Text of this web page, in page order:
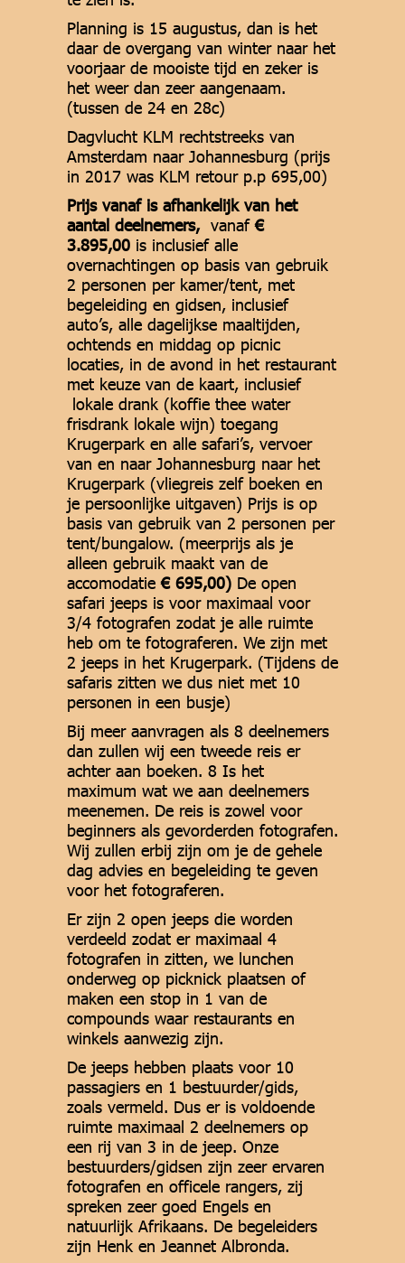
Planning is 15 augustus, dan is het
daar de overgang van winter naar het
voorjaar de mooiste tijd en zeker is
het weer dan zeer aangenaam.
(tussen de 24 en 28c)
Dagvlucht KLM rechtstreeks van
Amsterdam naar Johannesburg (prijs
in 2017 was KLM retour p.p 695,00)
Prijs vanaf is afhankelijk van het
aantal deelnemers, vanaf€
3.895,00 is inclusief alle
overnachtingen op basis van gebruik
2 personen per kamer/tent, met
begeleiding en gidsen, inclusief
auto’s, alle dagelijkse maaltijden,
ochtends en middag op picnic
locaties, in de avond in het restaurant
met keuze van de kaart, inclusief
lokale drank (koffie thee water
frisdrank lokale wijn) toegang
Krugerpark en alle safari’s, vervoer
van en naar Johannesburg naar het
Krugerpark (vliegreis zelf boeken en
je persoonlijke uitgaven) Prijs is op
basis van gebruik van 2 personen per
tent/bungalow. (meerprijs als je
alleen gebruik maakt van de
accomodatie€ 695,00) De open
safari jeeps is voor maximaal voor
3/4 fotografen zodat je alle ruimte
heb om te fotograferen. We zijn met
2 jeeps in het Krugerpark. (Tijdens de
safaris zitten we dus niet met 10
personen in een busje)
Bij meer aanvragen als 8 deelnemers
dan zullen wij een tweede reis er
achter aan boeken. 8 Is het
maximum wat we aan deelnemers
meenemen. De reis is zowel voor
beginners als gevorderden fotografen.
Wij zullen erbij zijn om je de gehele
dag advies en begeleiding te geven
voor het fotograferen.
Er zijn 2 open jeeps die worden
verdeeld zodat er maximaal 4
fotografen in zitten, we lunchen
onderweg op picknick plaatsen of
maken een stop in 1 van de
compounds waar restaurants en
winkels aanwezig zijn.
De jeeps hebben plaats voor 10
passagiers en 1 bestuurder/gids,
zoals vermeld. Dus er is voldoende
ruimte maximaal 2 deelnemers op
een rij van 3 in de jeep. Onze
bestuurders/gidsen zijn zeer ervaren
fotografen en officele rangers, zij
spreken zeer goed Engels en
natuurlijk Afrikaans. De begeleiders
zijn Henk en Jeannet Albronda.